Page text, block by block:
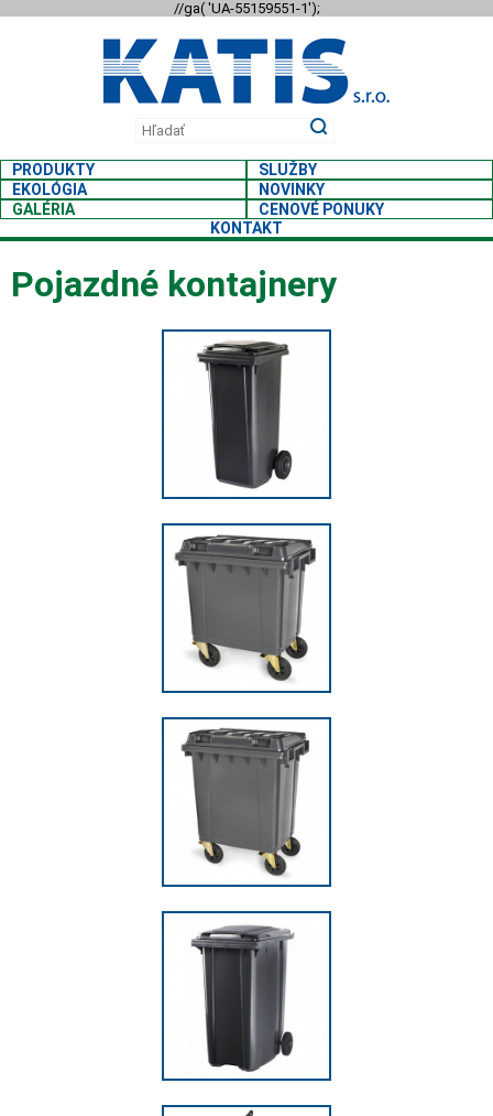
//ga( 'UA-55159551-1');
PRODUKTY
SLUŽBY
EKOLÓGIA
NOVINKY
GALÉRIA
CENOVÉ PONUKY
KONTAKT
PLASTOVÉ
A NÁDOBY NA ODPAD
SEMIO
polo-podzemný systém
Pojazdné kontajnery